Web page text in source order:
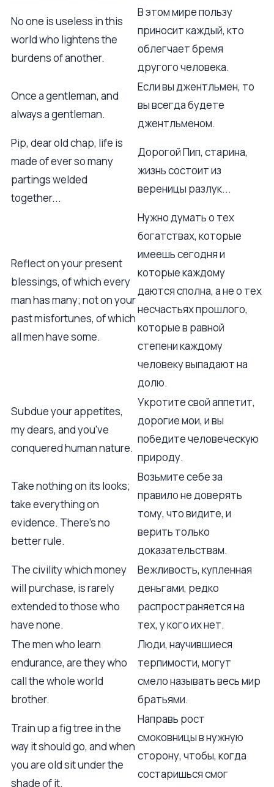
No one is useless in this
world who lightens the
burdens of another.
В этом мире пользу
приносит каждый, кто
облегчает бремя
другого человека.
Once a gentleman, and
always a gentleman.
Если вы джентльмен, то
вы всегда будете
джентльменом.
Pip, dear old chap, life is
made of ever so many
partings welded
together...
Дорогой Пип, старина,
жизнь состоит из
вереницы разлук...
Reflect on your present
blessings, of which every
man has many; not on your
past misfortunes, of which
all men have some.
Нужно думать о тех
богатствах, которые
имеешь сегодня и
которые каждому
даются сполна, а не о тех
несчастьях прошлого,
которые в равной
степени каждому
человеку выпадают на
долю.
Subdue your appetites,
my dears, and you've
conquered human nature.
Укротите свой аппетит,
дорогие мои, и вы
победите человеческую
природу.
Take nothing on its looks;
take everything on
evidence. There's no
better rule.
Возьмите себе за
правило не доверять
тому, что видите, и
верить только
доказательствам.
The civility which money
will purchase, is rarely
extended to those who
have none.
Вежливость, купленная
деньгами, редко
распространяется на
тех, у кого их нет.
The men who learn
endurance, are they who
call the whole world
brother.
Люди, научившиеся
терпимости, могут
смело называть весь мир
братьями.
Train up a fig tree in the
way it should go, and when
you are old sit under the
shade of it.
Направь рост
смоковницы в нужную
сторону, чтобы, когда
состаришься смог